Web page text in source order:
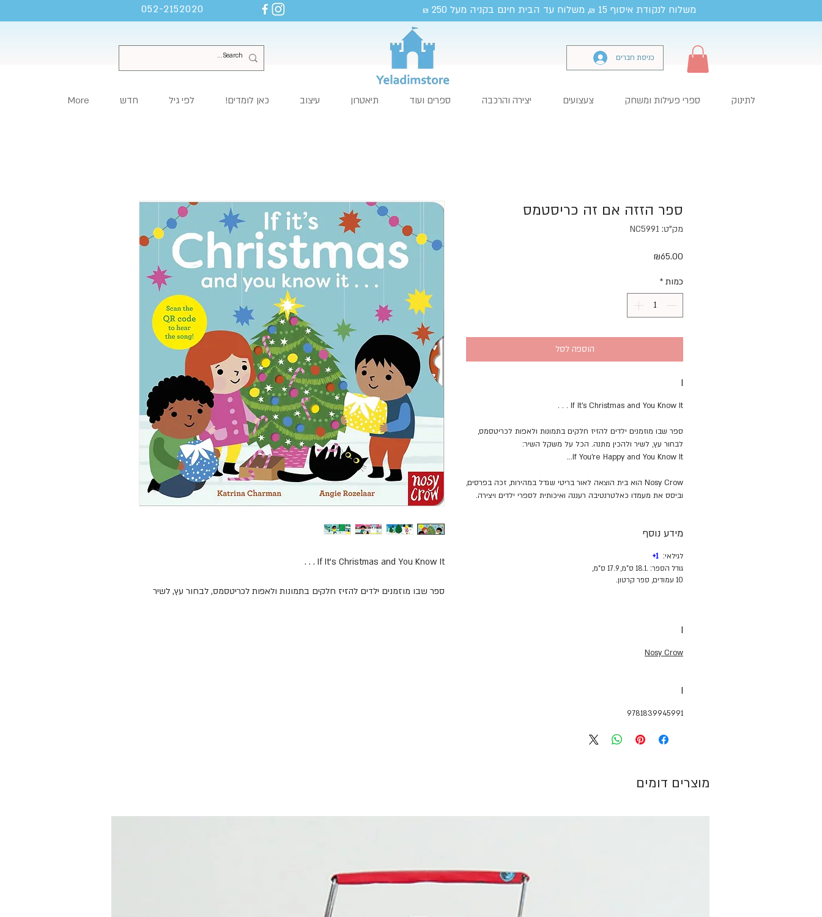
052-2152020 משלוח לנקודת איסוף 15 ₪, משלוח עד הבית חינם בקניה מעל 250 ₪
כניסת חברים
לתינוק ספרי פעילות ומשחק צעצועים יצירה והרכבה ספרים ועוד תיאטרון עיצוב כאן לומדים! לפי גיל חדש More
If It's Christmas and You Know It . . .
ספר שבו מוזמנים ילדים להזיז חלקים בתמונות ולאפות לכריטסמס, לבחור עץ, לשיר
ספר הזזה אם זה כריסטמס
מק"ט: NC5991
₪65.00
כמות *
הוספה לסל
I
If It's Christmas and You Know It . . .
ספר שבו מוזמנים ילדים להזיז חלקים בתמונות ולאפות לכריטסמס,
לבחור עץ, לשיר ולהכין מתנה. הכל על משקל השיר:
If You're Happy and You Know It...
Nosy Crow הוא בית הוצאה לאור בריטי שגדל במהירות, זכה בפרסים,
וביסס את מעמדו כאלטרנטיבה רעננה ואיכותית לספרי ילדים ויצירה.
מידע נוסף
לגילאי: 1+
גודל הספר: .18.1 ס"מ, 17.9 ס"מ,
10 עמודים, ספר קרטון.
I
Nosy Crow
I
9781839945991
מוצרים דומים